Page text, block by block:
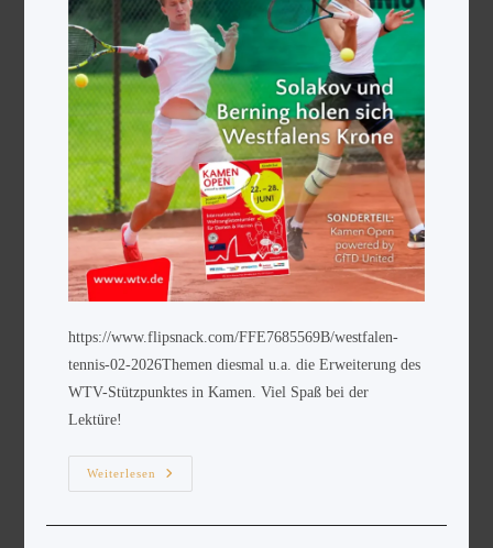
https://www.flipsnack.com/FFE7685569B/westfalen-
tennis-02-2026Themen diesmal u.a. die Erweiterung des
WTV-Stützpunktes in Kamen. Viel Spaß bei der
Lektüre!
Weiterlesen